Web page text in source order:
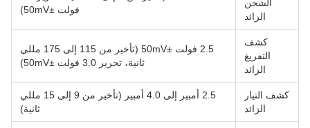
الشحن
الزائد
فولت ±50mV)
كشف
التفريغ
الزائد
2.5 فولت ±50mV (تأخير من 115 إلى 175 مللي
ثانية، تحرير 3.0 فولت ±50mV)
كشف التيار
الزائد
2.5 أمبير إلى 4.0 أمبير (تأخير من 9 إلى 15 مللي
ثانية)